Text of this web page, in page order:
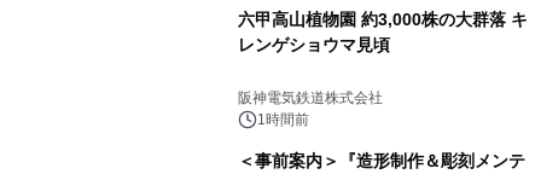
六甲高山植物園 約3,000株の大群落 キ
レンゲショウマ見頃
阪神電気鉄道株式会社
1時間前
＜事前案内＞『造形制作＆彫刻メンテ